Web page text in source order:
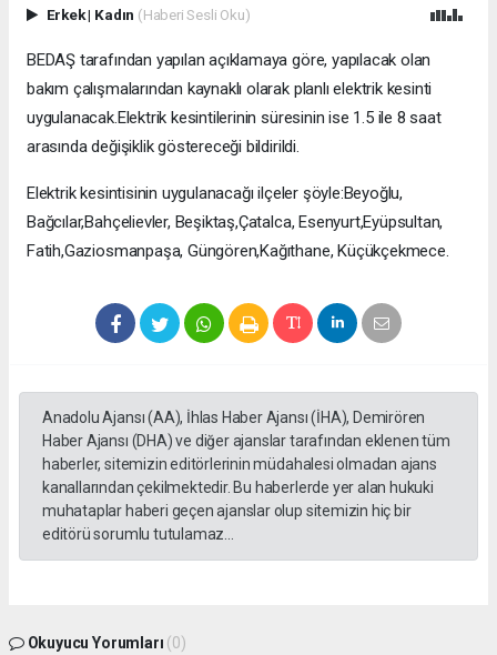
Erkek| Kadın (Haberi Sesli Oku)
BEDAŞ tarafından yapılan açıklamaya göre, yapılacak olan
bakım çalışmalarından kaynaklı olarak planlı elektrik kesinti
uygulanacak.Elektrik kesintilerinin süresinin ise 1.5 ile 8 saat
arasında değişiklik göstereceği bildirildi.
Elektrik kesintisinin uygulanacağı ilçeler şöyle:Beyoğlu,
Bağcılar,Bahçelievler, Beşiktaş,Çatalca, Esenyurt,Eyüpsultan,
Fatih,Gaziosmanpaşa, Güngören,Kağıthane, Küçükçekmece.
Anadolu Ajansı (AA), İhlas Haber Ajansı (İHA), Demirören
Haber Ajansı (DHA) ve diğer ajanslar tarafından eklenen tüm
haberler, sitemizin editörlerinin müdahalesi olmadan ajans
kanallarından çekilmektedir. Bu haberlerde yer alan hukuki
muhataplar haberi geçen ajanslar olup sitemizin hiç bir
editörü sorumlu tutulamaz...
Okuyucu Yorumları (0)